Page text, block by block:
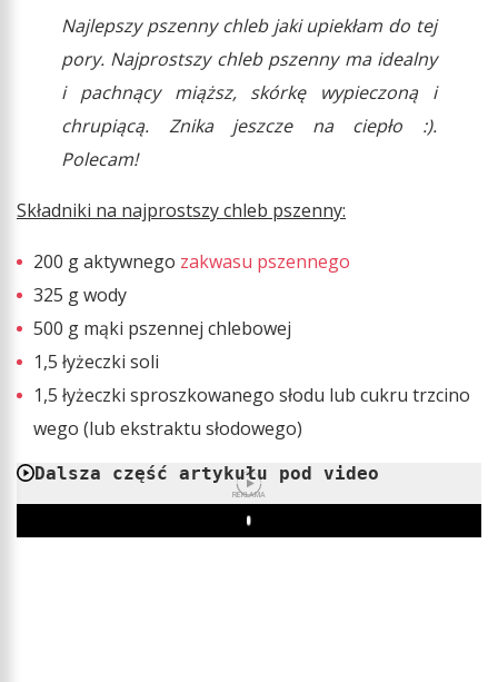
Najlepszy pszenny chleb jaki upiekłam do tej
pory. Najprostszy chleb pszenny ma idealny
i pachnący miąższ, skórkę wypieczoną i
chrupiącą. Znika jeszcze na ciepło :).
Polecam!
Składniki na najprostszy chleb pszenny:
200 g aktywnego zakwasu pszennego
325 g wody
500 g mąki pszennej chlebowej
1,5 łyżeczki soli
1,5 łyżeczki sproszkowanego słodu lub cukru trzcino
wego (lub ekstraktu słodowego)
Dalsza część artykułu pod video
REKLAMA
Play